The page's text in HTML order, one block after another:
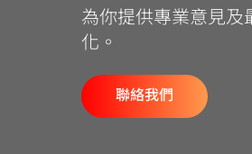
為你提供專業意見及
化。
聯絡我們